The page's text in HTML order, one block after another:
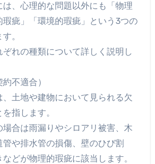
、心理的な問題以外にも「物理
瑕疵」「環境的瑕疵」という3つの
。
ぞれの種類について詳しく説明し
不適合）
土地や建物において見られる欠
指します。
合は雨漏りやシロアリ被害、木
や排水管の損傷、壁のひび割
どが物理的瑕疵に該当します。